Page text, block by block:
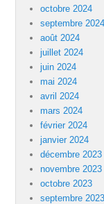
octobre 2024
septembre 2024
août 2024
juillet 2024
juin 2024
mai 2024
avril 2024
mars 2024
février 2024
janvier 2024
décembre 2023
novembre 2023
octobre 2023
septembre 2023